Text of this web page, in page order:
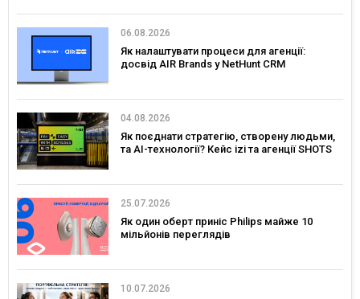
06.08.2026
Як налаштувати процеси для агенції:
досвід AIR Brands у NetHunt CRM
04.08.2026
Як поєднати стратегію, створену людьми,
та AI-технології? Кейс izi та агенції SHOTS
25.07.2026
Як один оберт приніс Philips майже 10
мільйонів переглядів
10.07.2026